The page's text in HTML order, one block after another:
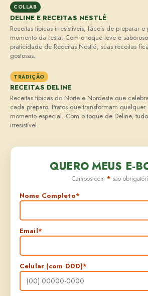
COLLAB
DELINE E RECEITAS NESTLÉ
Receitas típicas irresistíveis, fáceis de preparar
momento da festa. Com o toque leve e
praticidade de Receitas Nestlé, suas receitas
gostosas.
TRADIÇÃO
RECEITAS DELINE
Receitas típicas do Norte e Nordeste que
cada preparo. Pratos que transformam
momento especial. Com o toque de Deline,
irresistível.
QUERO MEUS E-
Campos com *são
Nome Completo*
Email*
Celular (com DDD)*